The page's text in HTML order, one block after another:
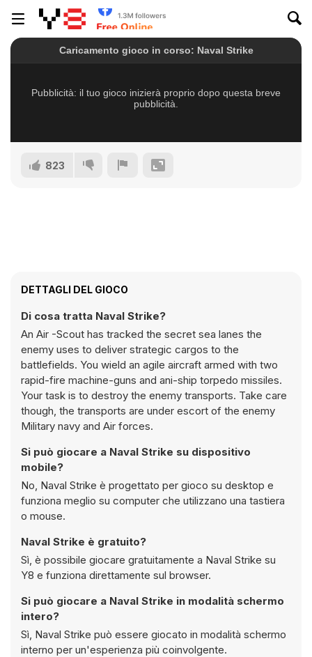
823
DETTAGLI DEL GIOCO
Di cosa tratta Naval Strike?
An Air -Scout has tracked the secret sea lanes the
enemy uses to deliver strategic cargos to the
battlefields. You wield an agile aircraft armed with two
rapid-fire machine-guns and ani-ship torpedo missiles.
Your task is to destroy the enemy transports. Take care
though, the transports are under escort of the enemy
Military navy and Air forces.
Si può giocare a Naval Strike su dispositivo
mobile?
No, Naval Strike è progettato per gioco su desktop e
funziona meglio su computer che utilizzano una tastiera
o mouse.
Naval Strike è gratuito?
Sì, è possibile giocare gratuitamente a Naval Strike su
Y8 e funziona direttamente sul browser.
Si può giocare a Naval Strike in modalità schermo
intero?
Sì, Naval Strike può essere giocato in modalità schermo
interno per un'esperienza più coinvolgente.